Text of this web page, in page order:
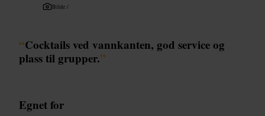
Bilde /
“Cocktails ved vannkanten, god service og
plass til grupper.”
Egnet for